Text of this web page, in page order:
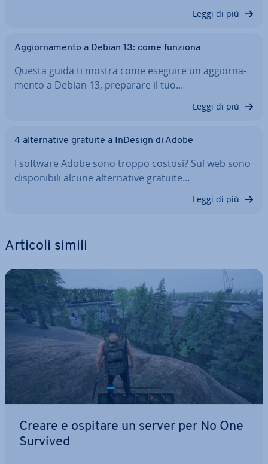
Leggi di più
Ag­gior­na­men­to a Debian 13: come funziona
Questa guida ti mostra come eseguire un ag­gior­na­
men­to a Debian 13, preparare il tuo…
Leggi di più
4 al­ter­na­ti­ve gratuite a InDesign di Adobe
I software Adobe sono troppo costosi? Sul web sono
di­spo­ni­bi­li alcune al­ter­na­ti­ve gratuite…
Leggi di più
Articoli simili
Creare e ospitare un server per No One
Survived